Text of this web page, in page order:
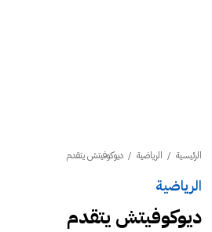
الرئيسية / الرياضية / ديوكوفيتش يتقدم
الرياضية
ديوكوفيتش يتقدم